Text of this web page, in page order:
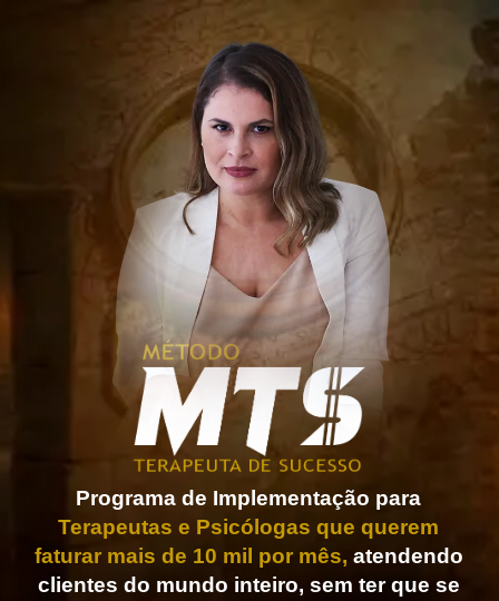
Programa de Implementação para
Terapeutas e Psicólogas que querem
faturar mais de 10 mil por mês, atendendo
clientes do mundo inteiro, sem ter que se